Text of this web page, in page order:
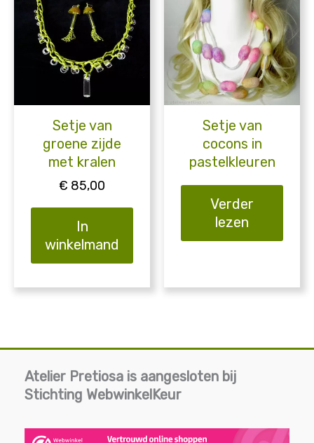
Setje van
groene zijde
met kralen
€ 85,00
In
winkelmand
Setje van
cocons in
pastelkleuren
Verder
lezen
Atelier Pretiosa is aangesloten bij
Stichting WebwinkelKeur